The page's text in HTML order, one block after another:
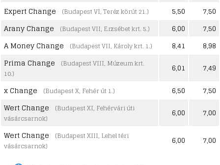
Expert Change
(Budapest VI, Teréz körút 21.) 5,50
7,50
Arany Change
(Budapest VII, Erzsébet krt. 5.) 6,00
7,50
A Money Change
(Budapest VII, Károly krt. 1.) 8,41
8,98
Prima Change
(Budapest VIII, Múzeum krt.
10.)
6,01
7,49
x Change
(Budapest X, Fehér út 1.) 6,50
7,50
Wert Change
(Budapest XI, Fehérvári úti
vásárcsarnok)
6,00
7,00
Wert Change
(Budapest XIII, Lehel téri
vásárcsarnok)
6,00 7,00